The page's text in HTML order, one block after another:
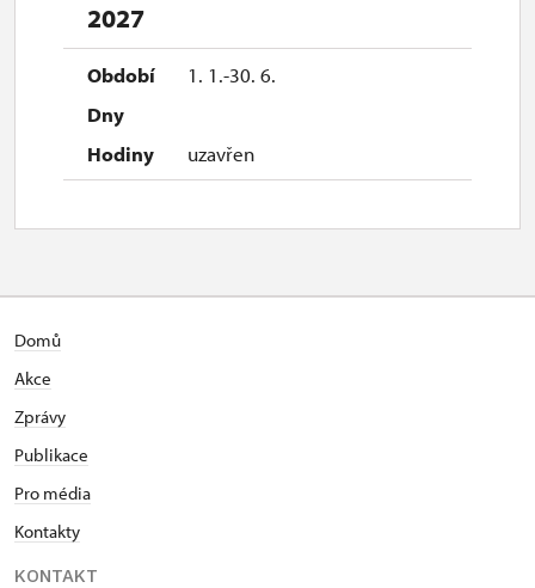
2027
1. 1.-30. 6.
uzavřen
Domů
Akce
Zprávy
Publikace
Pro média
Kontakty
KONTAKT